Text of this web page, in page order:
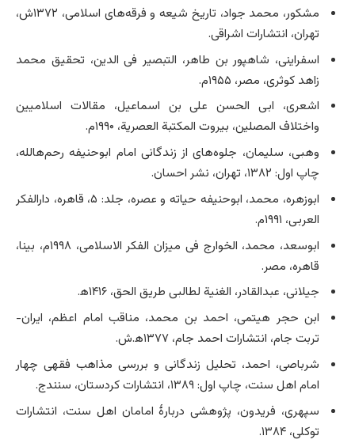
مشکور، محمد جواد، تاریخ شیعه و فرقه­‌های اسلامی‌، ۱۳۷۲ش،
تهران، انتشارات اشراقی.
اسفراینی، شاهپور بن طاهر، التبصیر فی الدین، تحقیق محمد
زاهد کوثری، مصر، ۱۹۵۵م.
اشعری، ابی الحسن علی بن اسماعیل، مقالات اسلامیین
واختلاف المصلین، بیروت المکتبة العصریة، ۱۹۹۰م.
وهبی، سلیمان، جلوه­‌های از زندگانی امام ابوحنیفه رحم‌هالله،
چاپ اول: ۱۳۸۲، تهران، نشر احسان.
ابوزهره، محمد، ابوحنیفه حیاته و عصره، جلد: ۵، قاهره، دارالفکر
العربی، ۱۹۹۱م.
ابوسعد، محمد، الخوارج فی میزان الفکر الاسلامی‌، ۱۹۹۸م، بی­نا،
قاهره، مصر.
جیلانی، عبدالقادر، الغنیة لطالبی طریق الحق، ۱۴۱۶ه‍.
ابن حجر هیتمی‌، احمد بن محمد، مناقب امام اعظم، ایران-
تربت جام، انتشارات احمد جام، ۱۳۷۷ه‍.ش.
شرباصی، احمد، تحلیل زندگانی و بررسی مذاهب فقهی چهار
امام اهل سنت، چاپ اول: ۱۳۸۹، انتشارات کردستان، سنندج.
سپهری، فریدون، پژوهشی دربار‌ۀ امامان اهل سنت، انتشارات
توکلی، ۱۳۸۴.